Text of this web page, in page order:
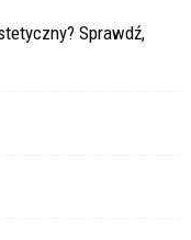
Sprawdź,